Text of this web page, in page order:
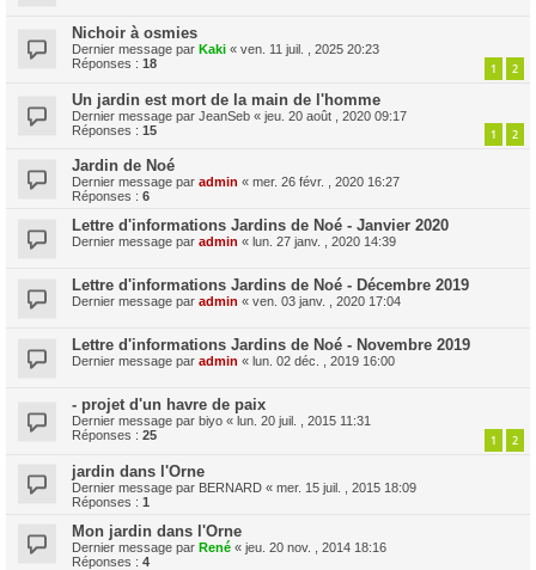
Nichoir à osmies
Dernier message par Kaki « ven. 11 juil. , 2025 20:23
Réponses : 18 1 2
Un jardin est mort de la main de l'homme
Dernier message par JeanSeb « jeu. 20 août , 2020 09:17
Réponses : 15 1 2
Jardin de Noé
Dernier message par admin « mer. 26 févr. , 2020 16:27
Réponses : 6
Lettre d'informations Jardins de Noé - Janvier 2020
Dernier message par admin « lun. 27 janv. , 2020 14:39
Lettre d'informations Jardins de Noé - Décembre 2019
Dernier message par admin « ven. 03 janv. , 2020 17:04
Lettre d'informations Jardins de Noé - Novembre 2019
Dernier message par admin « lun. 02 déc. , 2019 16:00
- projet d'un havre de paix
Dernier message par biyo « lun. 20 juil. , 2015 11:31
Réponses : 25 1 2
jardin dans l'Orne
Dernier message par BERNARD « mer. 15 juil. , 2015 18:09
Réponses : 1
Mon jardin dans l'Orne
Dernier message par René « jeu. 20 nov. , 2014 18:16
Réponses : 4